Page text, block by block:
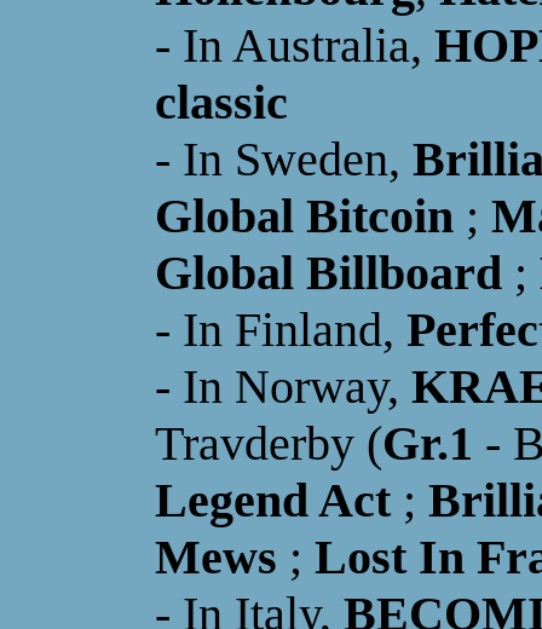
- In Australia,
classic
- In Sweden,
Global Bitcoin ;
Global Billboard ;
- In Finland,
- In Norway,
Travderby (Gr.1 -
Legend Act ;
Mews ; Lost In
- In Italy,